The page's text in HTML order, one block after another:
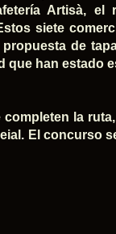
Artisà,
siete
de
que han estado
la
El concurso